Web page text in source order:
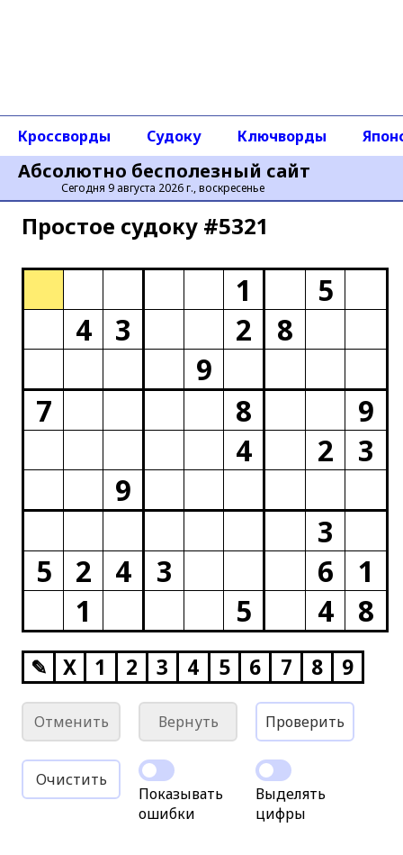
Абсолютно бесполезный сайт
Сегодня 9 августа 2026 г., воскресенье
Кроссворды Судоку Ключворды
Простое cудоку #5321
1
5
4
3 2
8
9
7
8
9
4
2
3
9
3
5
2 4 3 6
1
1
5 4 8
✎ X 1 2 3 4 5 6 7 8 9
Отменить Вернуть Проверить
Очистить
Показывать
ошибки
Выделять
цифры